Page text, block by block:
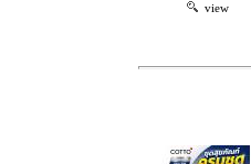
view